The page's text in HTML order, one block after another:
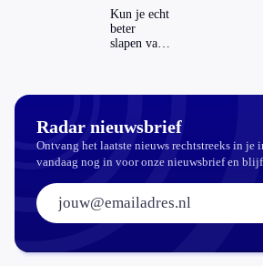
ING-app:
is dat wel
veilig?
Kun je echt
beter
slapen van
Radar nieuwsbrief
Ontvang het laatste nieuws rechtstreeks in je
vandaag nog in voor onze nieuwsbrief en
E-mailadres: